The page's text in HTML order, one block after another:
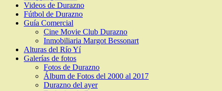
Videos de Durazno
Fútbol de Durazno
Guía Comercial
Cine Movie Club Durazno
Inmobiliaria Margot Bessonart
Alturas del Río Yí
Galerías de fotos
Fotos de Durazno
Álbum de Fotos del 2000 al 2017
Durazno del ayer